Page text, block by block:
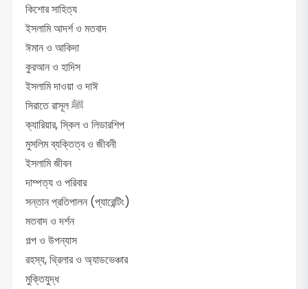
কিশোর সাহিত্য
ইসলামি আদর্শ ও মতবাদ
ঈমান ও আকিদা
কুরআন ও হাদিস
ইসলামি দাওয়া ও দাঈ
সিরাতে রাসূল ﷺ
ক্যারিয়ার, স্কিল ও লিডারশিপ
মুসলিম ব্যক্তিত্ব ও জীবনী
ইসলামি জীবন
দাম্পত্য ও পরিবার
সন্তান প্রতিপালন (প্যারেন্টিং)
মতবাদ ও দর্শন
গল্প ও উপন্যাস
রহস্য, থ্রিলার ও অ্যাডভেঞ্চার
মুক্তিযুদ্ধ